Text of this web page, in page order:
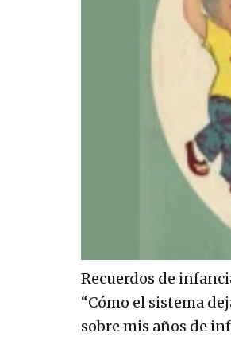
Recuerdos de
“Cómo el sistema
sobre mis años de